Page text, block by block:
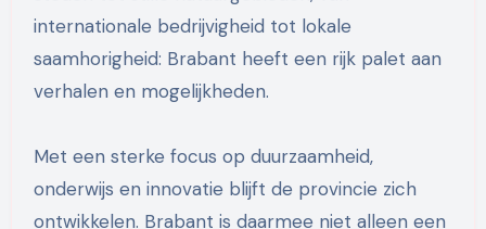
internationale bedrijvigheid tot lokale
saamhorigheid: Brabant heeft een rijk palet aan
verhalen en mogelijkheden.
Met een sterke focus op duurzaamheid,
onderwijs en innovatie blijft de provincie zich
ontwikkelen. Brabant is daarmee niet alleen een